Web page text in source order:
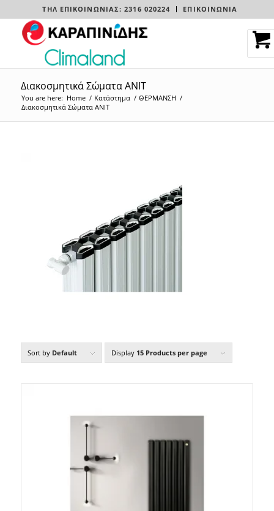
ΤΗΛ ΕΠΙΚΟΙΝΩΝΊΑΣ: 2316 020224 ΕΠΙΚΟΙΝΩΝΙΑ
Διακοσμητικά Σώματα ANIT
You are here: Home / Κατάστημα / ΘΕΡΜΑΝΣΗ /
Διακοσμητικά Σώματα ANIT
Sort by Default Display 15 Products per page